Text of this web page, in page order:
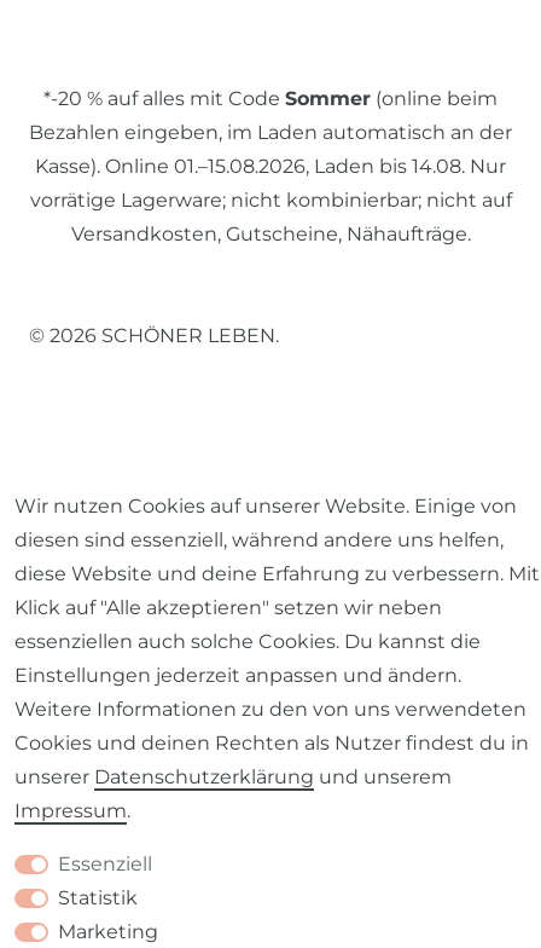
*-20 % auf alles mit Code Sommer (online beim
Bezahlen eingeben, im Laden automatisch an der
Kasse). Online 01.–15.08.2026, Laden bis 14.08. Nur
vorrätige Lagerware; nicht kombinierbar; nicht auf
Versandkosten, Gutscheine, Nähaufträge.
© 2026 SCHÖNER LEBEN.
Impressum Daten­schutz­erklärung AGB
Barrierefreiheitserklärung Widerrufs­recht
VERTRAG WIDERRUFEN
Wir nutzen Cookies auf unserer Website. Einige von
diesen sind essenziell, während andere uns helfen,
diese Website und deine Erfahrung zu verbessern. Mit
Klick auf "Alle akzeptieren" setzen wir neben
essenziellen auch solche Cookies. Du kannst die
Einstellungen jederzeit anpassen und ändern.
Weitere Informationen zu den von uns verwendeten
Cookies und deinen Rechten als Nutzer findest du in
unserer Daten­schutz­erklärung und unserem
Impressum.
Essenziell
Statistik
Marketing